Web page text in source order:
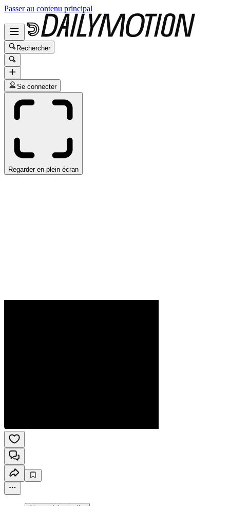
Passer au contenu principal
Rechercher
Se connecter
Regarder en plein écran